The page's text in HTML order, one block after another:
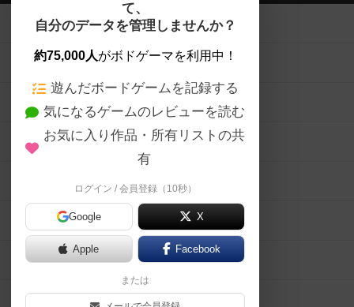
て、
自分のデータを管理しませんか？
約75,000人がボドゲーマを利用中！
遊んだボードゲームを記録する
気になるゲームのレビューを読む
お気に入り作品・所有リストの共
有
ログイン / 会員登録（10秒）
Google X
Apple Facebook
または
ボードゲームを検索する
ボードゲームの新着レビュー
ボードゲーム会情報
メカニクス特集
掲示板・トピックス
ボドとも・会員一覧
ボードゲーム業界コラム
ボドゲーマご利用案内